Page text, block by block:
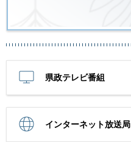
県政テレビ番組
インターネット放送局